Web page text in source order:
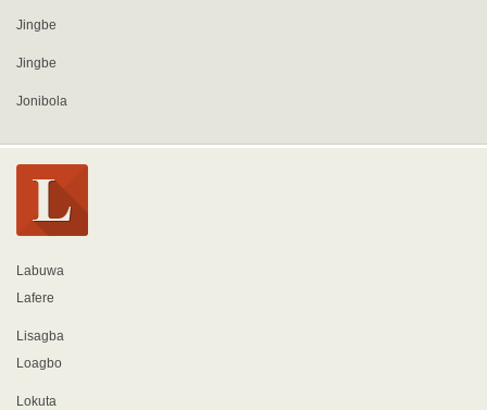
Jingbe
Jingbe
Jonibola
Labuwa
Lafere
Lisagba
Loagbo
Lokuta